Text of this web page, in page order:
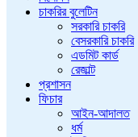
চাকরির বুলেটিন
সরকারি চাকরি
বেসরকারি চাকরি
এডমিট কার্ড
রেজাল্ট
প্রশাসন
ফিচার
আইন-আদালত
ধর্ম